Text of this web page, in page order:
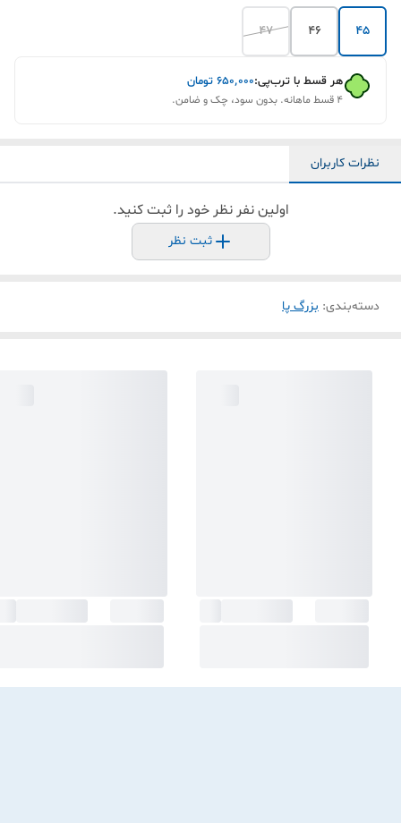
45
46‌
47
هر قسط با ترب‌پی:۶۵۰٬۰۰۰ تومان
۴ قسط ماهانه. بدون سود، چک و ضامن.
نظرات کاربران
اولین نفر نظر خود را ثبت کنید.
ثبت نظر
دسته‌بندی: بزرگ پا